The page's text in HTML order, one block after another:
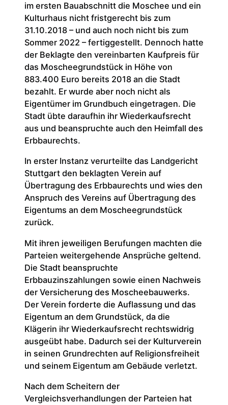
im ersten Bauabschnitt die Moschee und ein
Kulturhaus nicht fristgerecht bis zum
31.10.2018 – und auch noch nicht bis zum
Sommer 2022 – fertiggestellt. Dennoch hatte
der Beklagte den vereinbarten Kaufpreis für
das Moscheegrundstück in Höhe von
883.400 Euro bereits 2018 an die Stadt
bezahlt. Er wurde aber noch nicht als
Eigentümer im Grundbuch eingetragen. Die
Stadt übte daraufhin ihr Wiederkaufsrecht
aus und beanspruchte auch den Heimfall des
Erbbaurechts.
In erster Instanz verurteilte das Landgericht
Stuttgart den beklagten Verein auf
Übertragung des Erbbaurechts und wies den
Anspruch des Vereins auf Übertragung des
Eigentums an dem Moscheegrundstück
zurück.
Mit ihren jeweiligen Berufungen machten die
Parteien weitergehende Ansprüche geltend.
Die Stadt beanspruchte
Erbbauzinszahlungen sowie einen Nachweis
der Versicherung des Moscheebauwerks.
Der Verein forderte die Auflassung und das
Eigentum an dem Grundstück, da die
Klägerin ihr Wiederkaufsrecht rechtswidrig
ausgeübt habe. Dadurch sei der Kulturverein
in seinen Grundrechten auf Religionsfreiheit
und seinem Eigentum am Gebäude verletzt.
Nach dem Scheitern der
Vergleichsverhandlungen der Parteien hat